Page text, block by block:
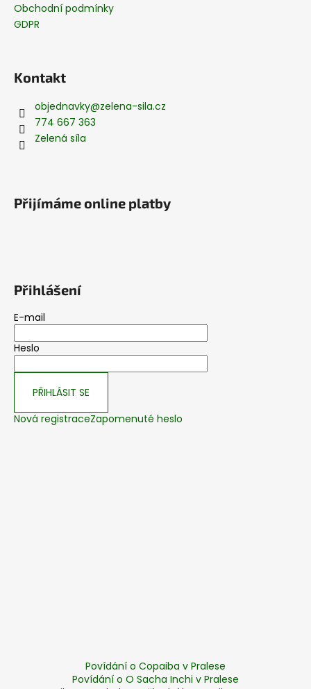
Obchodní podmínky
GDPR
Kontakt
objednavky@zelena-sila.cz
774 667 363
Zelená síla
Přijímáme online platby
Přihlášení
E-mail
Heslo
PŘIHLÁSIT SE
Nová registraceZapomenuté heslo
Povídání o Copaiba v Pralese
Povídání o O Sacha Inchi v Pralese